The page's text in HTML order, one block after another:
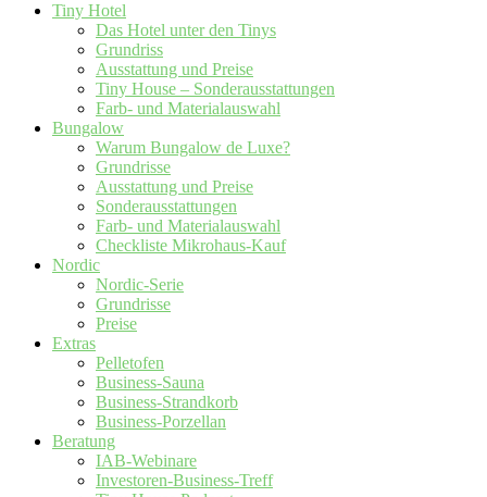
Tiny Hotel
Das Hotel unter den Tinys
Grundriss
Ausstattung und Preise
Tiny House – Sonderausstattungen
Farb- und Materialauswahl
Bungalow
Warum Bungalow de Luxe?
Grundrisse
Ausstattung und Preise
Sonderausstattungen
Farb- und Materialauswahl
Checkliste Mikrohaus-Kauf
Nordic
Nordic-Serie
Grundrisse
Preise
Extras
Pelletofen
Business-Sauna
Business-Strandkorb
Business-Porzellan
Beratung
IAB-Webinare
Investoren-Business-Treff